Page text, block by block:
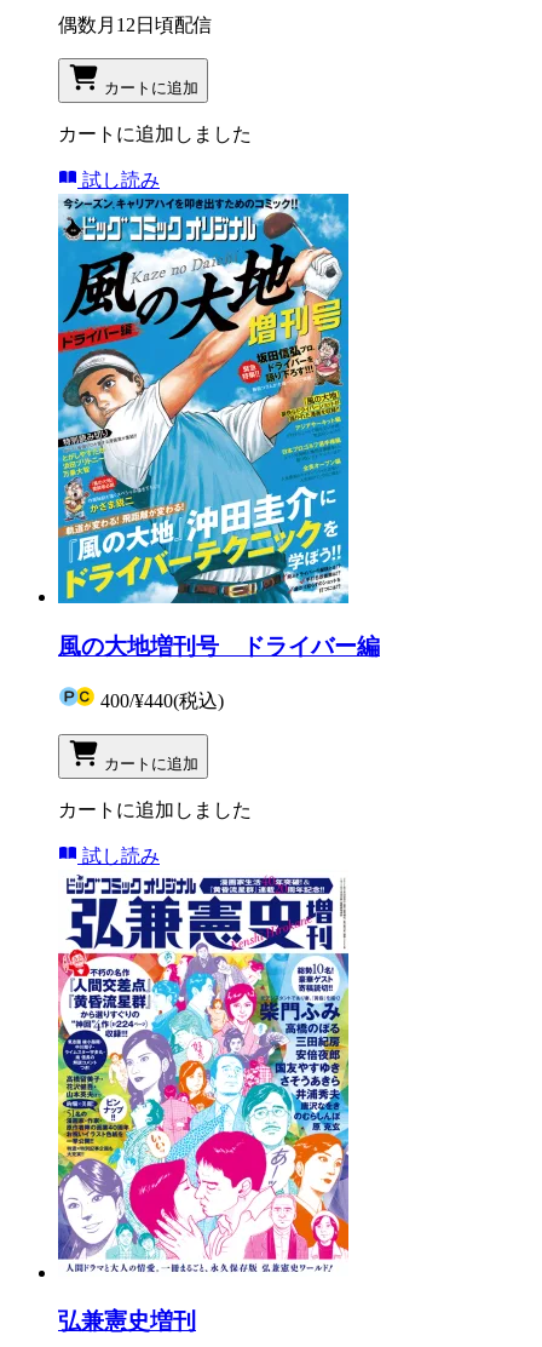
偶数月12日頃配信
カートに追加
カートに追加しました
試し読み
風の大地増刊号 ドライバー編
400/¥440(税込)
カートに追加
カートに追加しました
試し読み
弘兼憲史増刊